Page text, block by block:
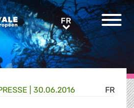
FRFR
FR
30.06.2016